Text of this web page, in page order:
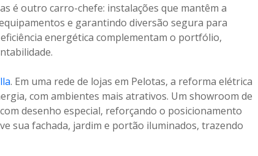
é outro carro-chefe: instalações que mantêm a
e garantindo diversão segura para
energética complementam o portfólio,
. Em uma rede de lojas em Pelotas, a reforma elétrica
com ambientes mais atrativos. Um showroom de
desenho especial, reforçando o posicionamento
sua fachada, jardim e portão iluminados, trazendo